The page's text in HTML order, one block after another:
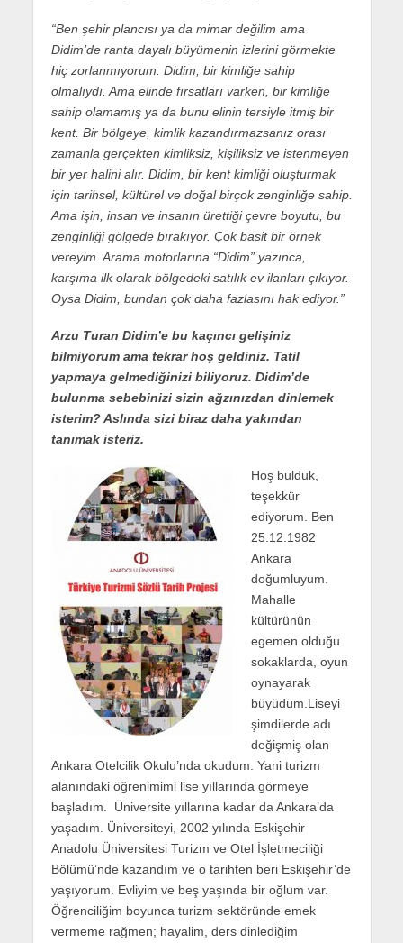
“Ben şehir plancısı ya da mimar değilim ama
Didim’de ranta dayalı büyümenin izlerini görmekte
hiç zorlanmıyorum. Didim, bir kimliğe sahip
olmalıydı. Ama elinde fırsatları varken, bir kimliğe
sahip olamamış ya da bunu elinin tersiyle itmiş bir
kent. Bir bölgeye, kimlik kazandırmazsanız orası
zamanla gerçekten kimliksiz, kişiliksiz ve istenmeyen
bir yer halini alır. Didim, bir kent kimliği oluşturmak
için tarihsel, kültürel ve doğal birçok zenginliğe sahip.
Ama işin, insan ve insanın ürettiği çevre boyutu, bu
zenginliği gölgede bırakıyor. Çok basit bir örnek
vereyim. Arama motorlarına “Didim” yazınca,
karşıma ilk olarak bölgedeki satılık ev ilanları çıkıyor.
Oysa Didim, bundan çok daha fazlasını hak ediyor.”
Arzu Turan Didim’e bu kaçıncı gelişiniz
bilmiyorum ama tekrar hoş geldiniz. Tatil
yapmaya gelmediğinizi biliyoruz. Didim’de
bulunma sebebinizi sizin ağzınızdan dinlemek
isterim? Aslında sizi biraz daha yakından
tanımak isteriz.
Hoş bulduk,
teşekkür
ediyorum. Ben
25.12.1982
Ankara
doğumluyum.
Mahalle
kültürünün
egemen olduğu
sokaklarda, oyun
oynayarak
büyüdüm.Liseyi
şimdilerde adı
değişmiş olan
Ankara Otelcilik Okulu’nda okudum. Yani turizm
alanındaki öğrenimimi lise yıllarında görmeye
başladım. Üniversite yıllarına kadar da Ankara’da
yaşadım. Üniversiteyi, 2002 yılında Eskişehir
Anadolu Üniversitesi Turizm ve Otel İşletmeciliği
Bölümü’nde kazandım ve o tarihten beri Eskişehir’de
yaşıyorum. Evliyim ve beş yaşında bir oğlum var.
Öğrenciliğim boyunca turizm sektöründe emek
vermeme rağmen; hayalim, ders dinlediğim